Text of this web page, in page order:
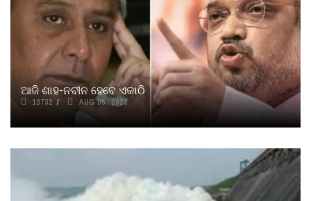
ଆଜି ଶାହ-ନବୀନ ହେବେ ଏକାଠି
13732 AUG 05, 2023